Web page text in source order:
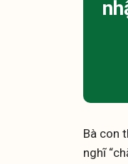
Bà con
nghĩ